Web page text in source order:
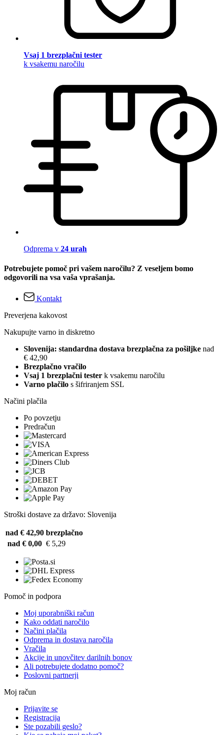
Vsaj 1 brezplačni tester
k vsakemu naročilu
Odprema v 24 urah
Potrebujete pomoč pri vašem naročilu? Z veseljem bomo
odgovorili na vsa vaša vprašanja.
Kontakt
Preverjena kakovost
Nakupujte varno in diskretno
Slovenija: standardna dostava brezplačna za pošiljke nad
€ 42,90
Brezplačno vračilo
Vsaj 1 brezplačni tester k vsakemu naročilu
Varno plačilo s šifriranjem SSL
Načini plačila
Po povzetju
Predračun
Stroški dostave za državo: Slovenija
nad € 42,90 brezplačno
nad € 0,00 € 5,29
Pomoč in podpora
Moj uporabniški račun
Kako oddati naročilo
Načini plačila
Odprema in dostava naročila
Vračila
Akcije in unovčitev darilnih bonov
Ali potrebujete dodatno pomoč?
Poslovni partnerji
Moj račun
Prijavite se
Registracija
Ste pozabili geslo?